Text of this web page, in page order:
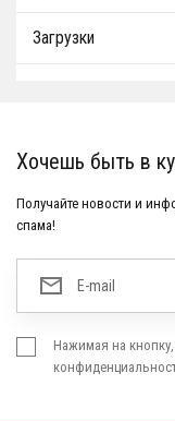
Загрузки
Хочешь быть в
Получайте новости и
спама!
Нажимая на